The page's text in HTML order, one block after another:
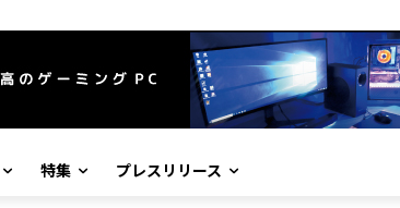
特集 プレスリリース